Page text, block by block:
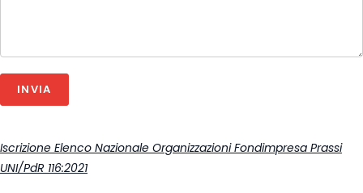
INVIA
Iscrizione Elenco Nazionale Organizzazioni Fondimpresa Prassi
UNI/PdR 116:2021